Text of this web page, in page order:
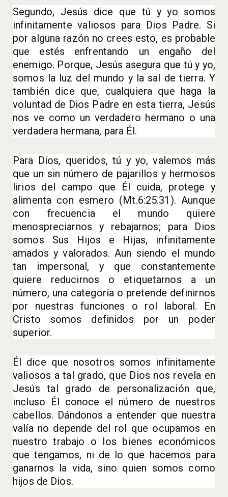
Segundo, Jesús dice que tú y yo somos
infinitamente valiosos para Dios Padre. Si
por alguna razón no crees esto, es probable
que estés enfrentando un engaño del
enemigo. Porque, Jesús asegura que tú y yo,
somos la luz del mundo y la sal de tierra. Y
también dice que, cualquiera que haga la
voluntad de Dios Padre en esta tierra, Jesús
nos ve como un verdadero hermano o una
verdadera hermana, para Él.
Para Dios, queridos, tú y yo, valemos más
que un sin número de pajarillos y hermosos
lirios del campo que Él cuida, protege y
alimenta con esmero (Mt.6:25.31). Aunque
con frecuencia el mundo quiere
menospreciarnos y rebajarnos; para Dios
somos Sus Hijos e Hijas, infinitamente
amados y valorados. Aun siendo el mundo
tan impersonal, y que constantemente
quiere reducirnos o etiquetarnos a un
número, una categoría o pretende definirnos
por nuestras funciones o rol laboral. En
Cristo somos definidos por un poder
superior.
Él dice que nosotros somos infinitamente
valiosos a tal grado, que Dios nos revela en
Jesús tal grado de personalización que,
incluso Él conoce el número de nuestros
cabellos. Dándonos a entender que nuestra
valía no depende del rol que ocupamos en
nuestro trabajo o los bienes económicos
que tengamos, ni de lo que hacemos para
ganarnos la vida, sino quien somos como
hijos de Dios.